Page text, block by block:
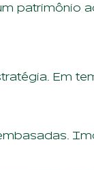
patrimônio
Em